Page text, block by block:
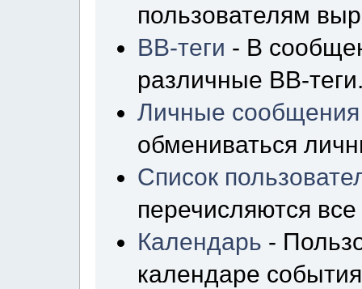
пользователям
BB-теги - В
различные BB-
Личные сообщения
обмениваться
Список
перечисляются
Календарь -
календаре